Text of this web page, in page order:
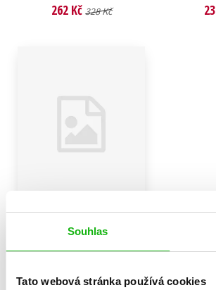
Souhlas
Tato webová stránka používá cookies
262 Kč 328 Kč
183 Kč229 Kč